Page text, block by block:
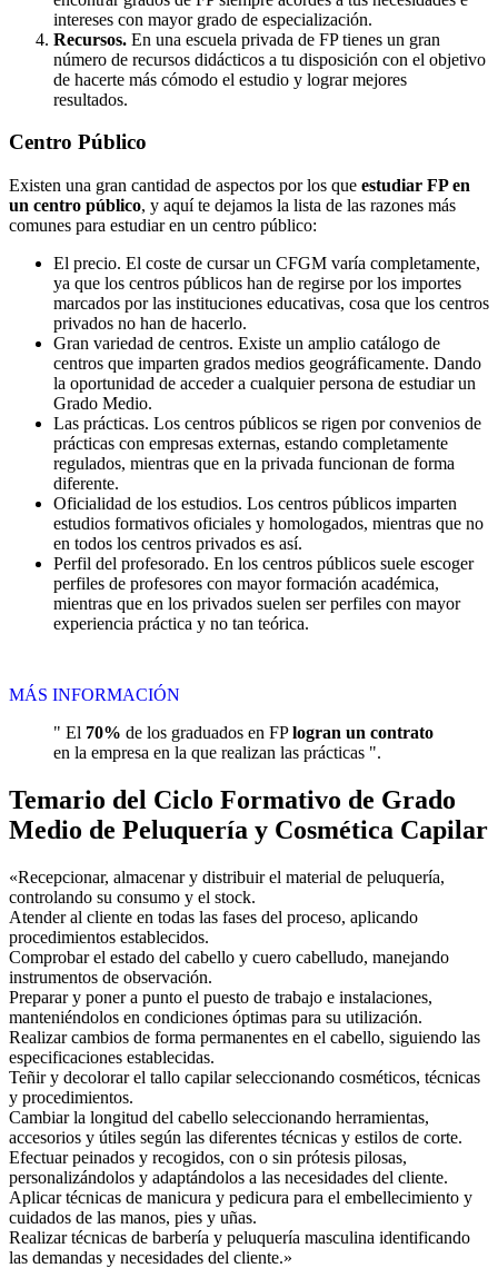
intereses con mayor grado de especialización.
Recursos. En una escuela privada de FP tienes un gran
número de recursos didácticos a tu disposición con el objetivo
de hacerte más cómodo el estudio y lograr mejores
resultados.
Centro Público
Existen una gran cantidad de aspectos por los que estudiar FP en
un centro público, y aquí te dejamos la lista de las razones más
comunes para estudiar en un centro público:
El precio. El coste de cursar un CFGM varía completamente,
ya que los centros públicos han de regirse por los importes
marcados por las instituciones educativas, cosa que los centros
privados no han de hacerlo.
Gran variedad de centros. Existe un amplio catálogo de
centros que imparten grados medios geográficamente. Dando
la oportunidad de acceder a cualquier persona de estudiar un
Grado Medio.
Las prácticas. Los centros públicos se rigen por convenios de
prácticas con empresas externas, estando completamente
regulados, mientras que en la privada funcionan de forma
diferente.
Oficialidad de los estudios. Los centros públicos imparten
estudios formativos oficiales y homologados, mientras que no
en todos los centros privados es así.
Perfil del profesorado. En los centros públicos suele escoger
perfiles de profesores con mayor formación académica,
mientras que en los privados suelen ser perfiles con mayor
experiencia práctica y no tan teórica.
MÁS INFORMACIÓN
" El 70% de los graduados en FPlogran un contrato
en la empresa en la que realizan las prácticas ".
Temario del Ciclo Formativo de Grado
Medio de Peluquería y Cosmética Capilar
«Recepcionar, almacenar y distribuir el material de peluquería,
controlando su consumo y el stock.
Atender al cliente en todas las fases del proceso, aplicando
procedimientos establecidos.
Comprobar el estado del cabello y cuero cabelludo, manejando
instrumentos de observación.
Preparar y poner a punto el puesto de trabajo e instalaciones,
manteniéndolos en condiciones óptimas para su utilización.
Realizar cambios de forma permanentes en el cabello, siguiendo las
especificaciones establecidas.
Teñir y decolorar el tallo capilar seleccionando cosméticos, técnicas
y procedimientos.
Cambiar la longitud del cabello seleccionando herramientas,
accesorios y útiles según las diferentes técnicas y estilos de corte.
Efectuar peinados y recogidos, con o sin prótesis pilosas,
personalizándolos y adaptándolos a las necesidades del cliente.
Aplicar técnicas de manicura y pedicura para el embellecimiento y
cuidados de las manos, pies y uñas.
Realizar técnicas de barbería y peluquería masculina identificando
las demandas y necesidades del cliente.»